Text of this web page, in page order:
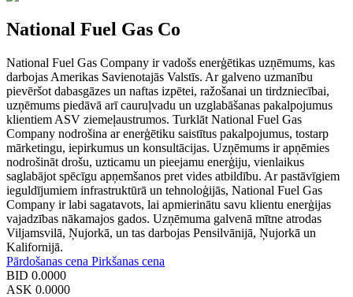
National Fuel Gas Co
National Fuel Gas Company ir vadošs enerģētikas uzņēmums, kas
darbojas Amerikas Savienotajās Valstīs. Ar galveno uzmanību
pievēršot dabasgāzes un naftas izpētei, ražošanai un tirdzniecībai,
uzņēmums piedāvā arī cauruļvadu un uzglabāšanas pakalpojumus
klientiem ASV ziemeļaustrumos. Turklāt National Fuel Gas
Company nodrošina ar enerģētiku saistītus pakalpojumus, tostarp
mārketingu, iepirkumus un konsultācijas. Uzņēmums ir apņēmies
nodrošināt drošu, uzticamu un pieejamu enerģiju, vienlaikus
saglabājot spēcīgu apņemšanos pret vides atbildību. Ar pastāvīgiem
ieguldījumiem infrastruktūrā un tehnoloģijās, National Fuel Gas
Company ir labi sagatavots, lai apmierinātu savu klientu enerģijas
vajadzības nākamajos gados. Uzņēmuma galvenā mītne atrodas
Viljamsvilā, Ņujorkā, un tas darbojas Pensilvānijā, Ņujorkā un
Kalifornijā.
Pārdošanas cena Pirkšanas cena
BID 0.0000
ASK 0.0000